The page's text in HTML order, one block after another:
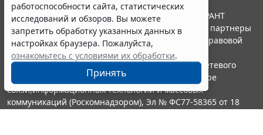
работоспособности сайта, статистических
исследований и обзоров. Вы можете
запретить обработку указанных данных в
настройках браузера. Пожалуйста,
ознакомьтесь с условиями их обработки.
Принять
© ООО "НПП "ГАРАНТ-СЕРВИС", 2026. Система ГАРАНТ
выпускается с 1990 года. Компания "Гарант" и ее партнеры
являются участниками Российской ассоциации правовой
информации ГАРАНТ.
Портал ГАРАНТ.РУ зарегистрирован в качестве сетевого
издания Федеральной службой по надзору в сфере
связи,информационных технологий и массовых
коммуникаций (Роскомнадзором), Эл № ФС77-58365 от 18